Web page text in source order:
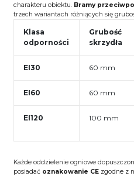
charakteru obiektu. Bramy
trzech wariantach różniących się
Klasa
odporności
Grubość
skrzydła
EI30 60 mm
EI60 60 mm
EI120 100 mm
Każde oddzielenie ogniowe
posiadać oznakowanie CEzgodne z